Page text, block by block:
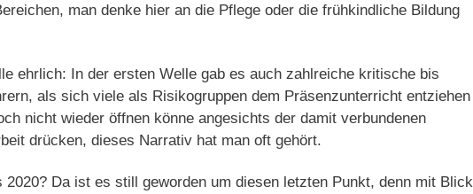
man denke hier an die Pflege oder die frühkindliche Bildung
ehrlich: In der ersten Welle gab es auch zahlreiche kritische bis
als sich viele als Risikogruppen dem Präsenzunterricht entziehen
nicht wieder öffnen könne angesichts der damit verbundenen
drücken, dieses Narrativ hat man oft gehört.
Da ist es still geworden um diesen letzten Punkt, denn mit Blick